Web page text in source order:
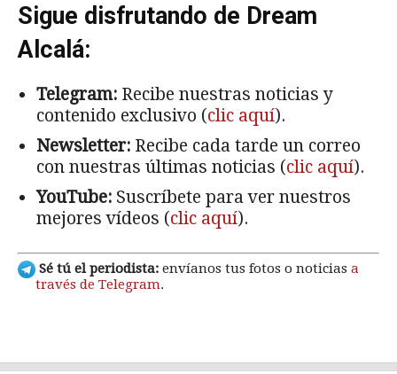
Sigue disfrutando de Dream
Alcalá:
Telegram: Recibe nuestras noticias y
contenido exclusivo (clic aquí).
Newsletter: Recibe cada tarde un correo
con nuestras últimas noticias (clic aquí).
YouTube: Suscríbete para ver nuestros
mejores vídeos (clic aquí).
Sé tú el periodista: envíanos tus fotos o noticias a
través de Telegram.